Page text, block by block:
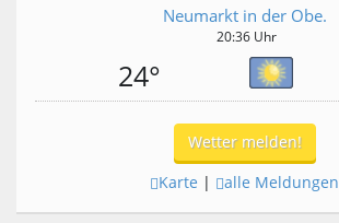
Neumarkt in der Obe.
20:36 Uhr
24°
Wetter melden!
Karte | alle Meldungen